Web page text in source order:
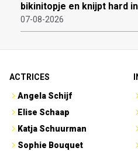
bikinitopje en knijpt hard
07-08-2026
ACTRICES
Angela Schijf
Elise Schaap
Katja Schuurman
Sophie Bouquet